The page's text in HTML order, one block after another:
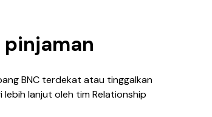
pinjaman
BNC terdekat atau tinggalkan
lanjut oleh tim Relationship